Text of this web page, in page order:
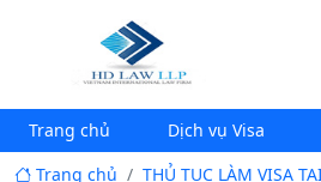
Trang chủ Dịch vụ Visa
Trang chủ
THỦ TỤC LÀM VISA